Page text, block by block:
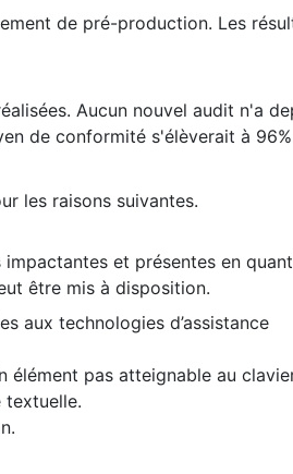
de pré-production. Les
Aucun nouvel audit n'a
de conformité s'élèverait à
les raisons suivantes.
et présentes en
être mis à disposition.
aux technologies d’assistance
élément pas atteignable au
textuelle.